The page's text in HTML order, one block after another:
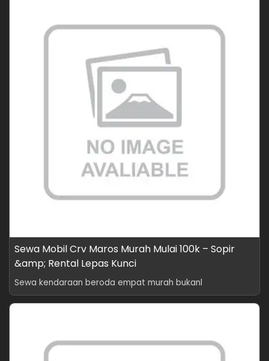
Sewa Mobil Crv Maros Murah Mulai 100k – Sopir
&amp; Rental Lepas Kunci
Sewa kendaraan beroda empat murah bukanl